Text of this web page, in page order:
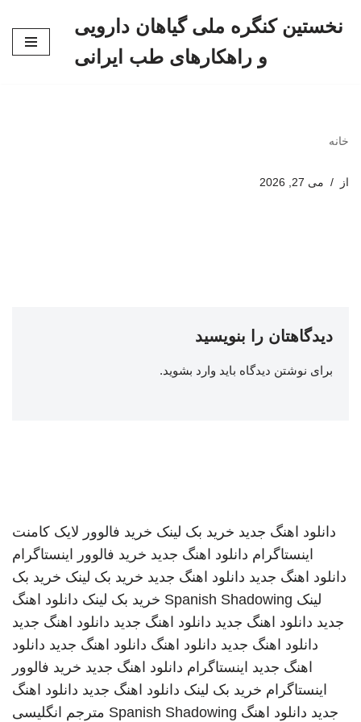
نخستین کنگره ملی گیاهان دارویی
و راهکارهای طب ایرانی
خانه
از می 27, 2026
دیدگاهتان را بنویسید
برای نوشتن دیدگاه باید وارد بشوید.
دانلود اهنگ جدید خرید بک لینک خرید فالوور لایک کامنت
اینستاگرام دانلود اهنگ جدید خرید فالوور اینستاگرام
دانلود اهنگ جدید دانلود اهنگ جدید خرید بک لینک خرید بک
لینک Spanish Shadowing خرید بک لینک دانلود اهنگ
جدید دانلود اهنگ جدید دانلود اهنگ جدید دانلود اهنگ جدید
دانلود اهنگ جدید دانلود اهنگ دانلود اهنگ جدید دانلود
اهنگ جدید اینستاگرام دانلود اهنگ جدید خرید فالوور
اینستاگرام خرید بک لینک دانلود اهنگ جدید دانلود اهنگ
جدید دانلود اهنگ Spanish Shadowing مترجم انگلیسی